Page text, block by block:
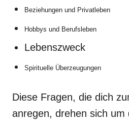
Beziehungen und Privatleben
Hobbys und Berufsleben
Lebenszweck
Spirituelle Überzeugungen
Diese Fragen, die dich
anregen, drehen sich um